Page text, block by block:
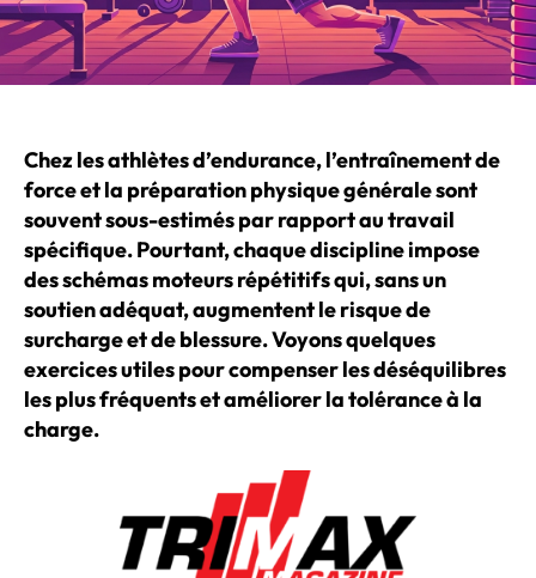
Chez les athlètes d’endurance, l’entraînement de
force et la préparation physique générale sont
souvent sous-estimés par rapport au travail
spécifique. Pourtant, chaque discipline impose
des schémas moteurs répétitifs qui, sans un
soutien adéquat, augmentent le risque de
surcharge et de blessure. Voyons quelques
exercices utiles pour compenser les déséquilibres
les plus fréquents et améliorer la tolérance à la
charge.